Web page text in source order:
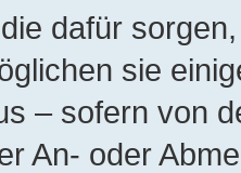
dafür
sie
– sofern von
An- oder